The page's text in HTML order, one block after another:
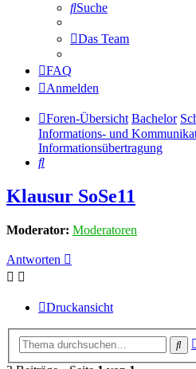
Suche
Das Team
FAQ
Anmelden
Foren-Übersicht Bachelor
Informations- und
Informationsübertragung
Suche
Klausur SoSe11
Moderator: Moderatoren
Antworten
Druckansicht